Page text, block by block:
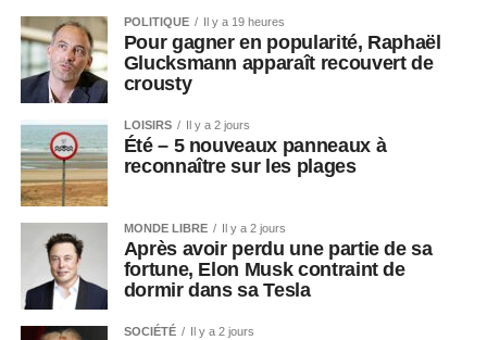
POLITIQUE Il y a 19 heures
Pour gagner en popularité, Raphaël
Glucksmann apparaît recouvert de
crousty
LOISIRS Il y a 2 jours
Été – 5 nouveaux panneaux à
reconnaître sur les plages
MONDE LIBRE Il y a 2 jours
Après avoir perdu une partie de sa
fortune, Elon Musk contraint de
dormir dans sa Tesla
SOCIÉTÉ Il y a 2 jours